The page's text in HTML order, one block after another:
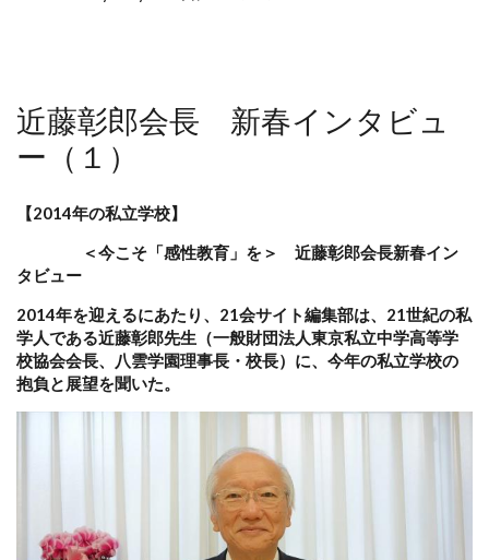
近藤彰郎会長 新春インタビュ
ー（１）
【2014年の私立学校】
＜今こそ「感性教育」を＞ 近藤彰郎会長新春イン
タビュー
2014年を迎えるにあたり、21会サイト編集部は、21世紀の私
学人である近藤彰郎先生（一般財団法人東京私立中学高等学
校協会会長、八雲学園理事長・校長）に、今年の私立学校の
抱負と展望を聞いた。